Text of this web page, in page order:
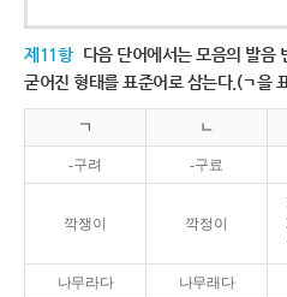
제11항 다음 단어에서는 모음의 발음
굳어진 형태를 표준어로 삼는다.(ㄱ을
ㄱ ㄴ
-구려 -구료
깍쟁이 깍정이
나무라다 나무래다